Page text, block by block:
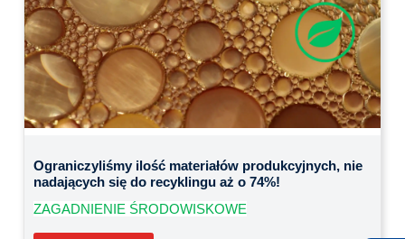
Ograniczyliśmy ilość materiałów produkcyjnych, nie
nadających się do recyklingu aż o 74%!
ZAGADNIENIE ŚRODOWISKOWE
Previous Next